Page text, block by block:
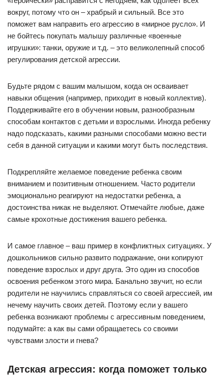
вокруг, потому что он – храбрый и сильный. Все это
поможет вам направить его агрессию в «мирное русло». И
не бойтесь покупать малышу различные «военные
игрушки»: танки, оружие и т.д. – это великолепный способ
регулирования детской агрессии.
Будьте рядом с вашим малышом, когда он осваивает
навыки общения (например, приходит в новый коллектив).
Поддерживайте его в обучении новым, разнообразным
способам контактов с детьми и взрослыми. Иногда ребенку
надо подсказать, какими разными способами можно вести
себя в данной ситуации и какими могут быть последствия.
Подкрепляйте желаемое поведение ребенка своим
вниманием и позитивным отношением. Часто родители
эмоционально реагируют на недостатки ребенка, а
достоинства никак не выделяют. Отмечайте любые, даже
самые крохотные достижения вашего ребенка.
И самое главное – ваш пример в конфликтных ситуациях. У
дошкольников сильно развито подражание, они копируют
поведение взрослых и друг друга. Это один из способов
освоения ребенком этого мира. Банально звучит, но если
родители не научились справляться со своей агрессией, им
нечему научить своих детей. Поэтому если у вашего
ребенка возникают проблемы с агрессивным поведением,
подумайте: а как вы сами обращаетесь со своими
чувствами злости и гнева?
Детская агрессия: когда поможет только